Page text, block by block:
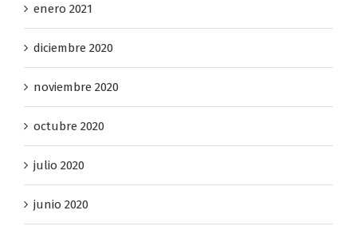
enero 2021
diciembre 2020
noviembre 2020
octubre 2020
julio 2020
junio 2020